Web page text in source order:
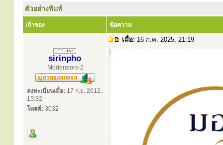
ตัวอย่างพิมพ์
เจ้าของ ข้อความ
เมื่อ: 16 ก.ค. 2025, 21:19
sirinpho
Moderators-2
ลงทะเบียนเมื่อ: 17 ก.ย. 2012,
15:32
โพสต์: 3032